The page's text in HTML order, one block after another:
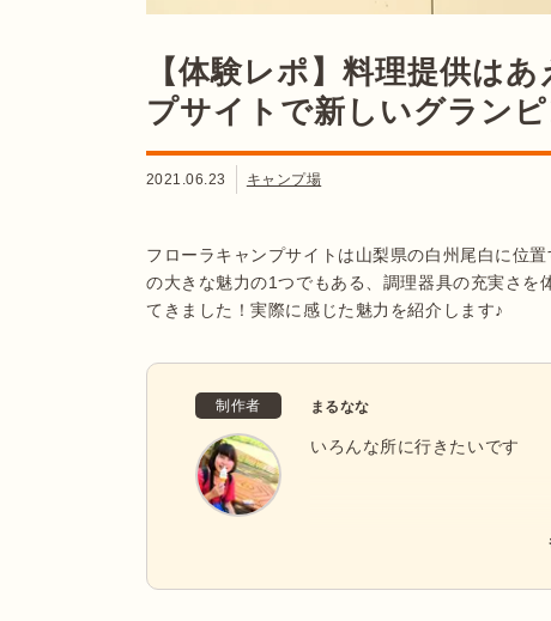
【体験レポ】料理提供は
プサイトで新しいグラン
2021.06.23 キャンプ場
フローラキャンプサイトは山梨県の白州尾白に位
の大きな魅力の1つでもある、調理器具の充実さ
てきました！実際に感じた魅力を紹介します♪
制作者 まるなな
いろんな所に行きたいです